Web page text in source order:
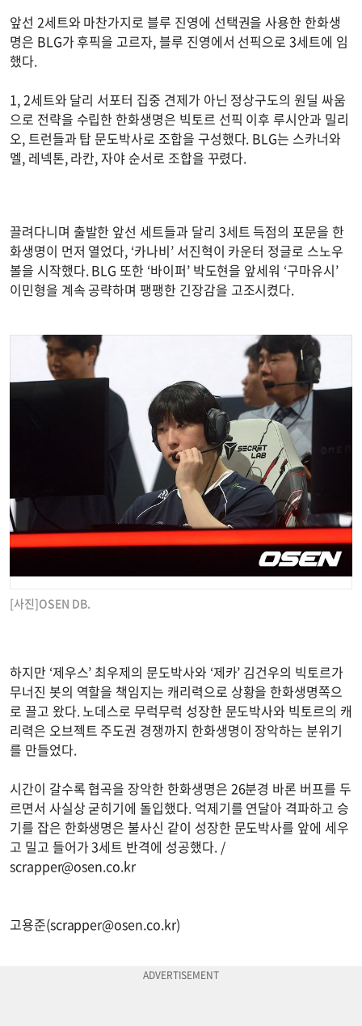
앞선 2세트와 마찬가지로 블루 진영에 선택권을 사용한 한화생
명은 BLG가 후픽을 고르자, 블루 진영에서 선픽으로 3세트에 임
했다.
1, 2세트와 달리 서포터 집중 견제가 아닌 정상구도의 원딜 싸움
으로 전략을 수립한 한화생명은 빅토르 선픽 이후 루시안과 밀리
오, 트런들과 탑 문도박사로 조합을 구성했다. BLG는 스카너와
멜, 레넥톤, 라칸, 자야 순서로 조합을 꾸렸다.
끌려다니며 출발한 앞선 세트들과 달리 3세트 득점의 포문을 한
화생명이 먼저 열었다, ‘카나비’ 서진혁이 카운터 정글로 스노우
볼을 시작했다. BLG 또한 ‘바이퍼’ 박도현을 앞세워 ‘구마유시’
이민형을 계속 공략하며 팽팽한 긴장감을 고조시켰다.
[사진]OSEN DB.
하지만 ‘제우스’ 최우제의 문도박사와 ‘제카’ 김건우의 빅토르가
무너진 봇의 역할을 책임지는 캐리력으로 상황을 한화생명쪽으
로 끌고 왔다. 노데스로 무럭무럭 성장한 문도박사와 빅토르의 캐
리력은 오브젝트 주도권 경쟁까지 한화생명이 장악하는 분위기
를 만들었다.
시간이 갈수록 협곡을 장악한 한화생명은 26분경 바론 버프를 두
르면서 사실상 굳히기에 돌입했다. 억제기를 연달아 격파하고 승
기를 잡은 한화생명은 불사신 같이 성장한 문도박사를 앞에 세우
고 밀고 들어가 3세트 반격에 성공했다. /
scrapper@osen.co.kr
고용준(scrapper@osen.co.kr)